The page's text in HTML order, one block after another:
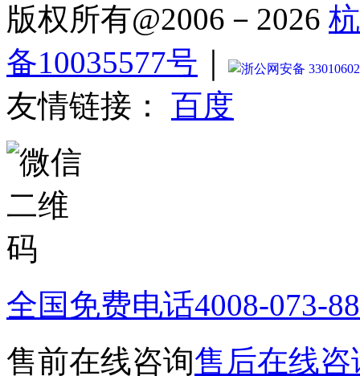
版权所有@2006－2026
备10035577号
浙公网安备
友情链接： 百度
全国免费电话4008-073-
售前在线咨询售后在线咨